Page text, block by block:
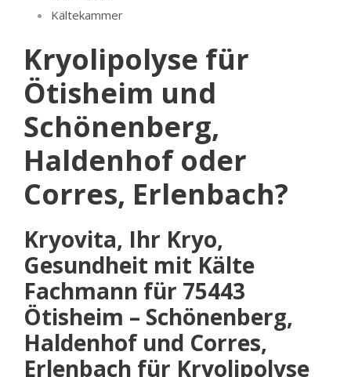
Kältekammer
Kryolipolyse für
Ötisheim und
Schönenberg,
Haldenhof oder
Corres, Erlenbach?
Kryovita, Ihr Kryo,
Gesundheit mit Kälte
Fachmann für 75443
Ötisheim – Schönenberg,
Haldenhof und Corres,
Erlenbach für Kryolipolyse